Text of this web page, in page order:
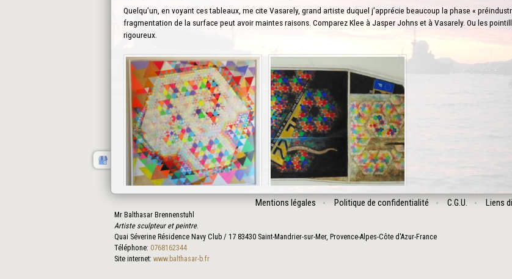
Quelqu’un, en voyant ces tableaux, me cite Vasarely, grand artiste duquel j’apprécie beaucoup la phase «
fragmentation de la surface peut avoir maintes raisons. Comparez Klee à Jasper Johns et à Vasarely. Ou les
rigoureux.
Mentions légales Politique de confidentialité C.G.U. Liens
Mr Balthasar Brennenstuhl
Artiste sculpteur et peintre.
Quai Séverine Résidence Navy Club / 17 83430 Saint-Mandrier-sur-Mer, Provence-Alpes-Côte d'Azur-France
Téléphone: 0768162344
Site internet: www.balthasar-b.fr